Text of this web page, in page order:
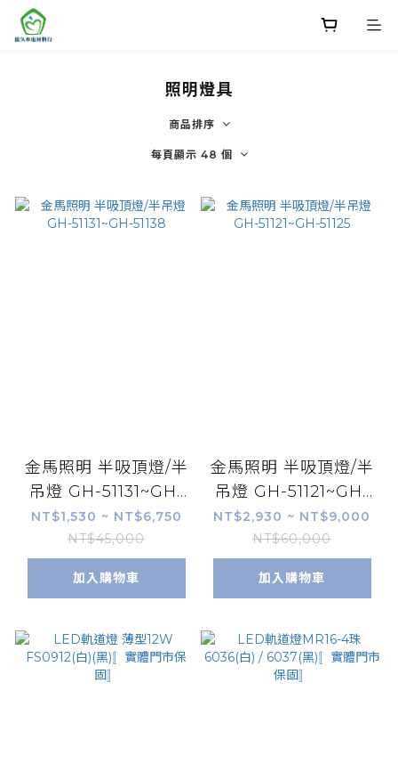
照明燈具
商品排序
每頁顯示 48 個
金馬照明 半吸頂燈/半
吊燈 GH-51131~GH-
51138
NT$1,530 ~ NT$6,750
NT$45,000
加入購物車
金馬照明 半吸頂燈/半
吊燈 GH-51121~GH-
51125
NT$2,930 ~ NT$9,000
NT$60,000
加入購物車